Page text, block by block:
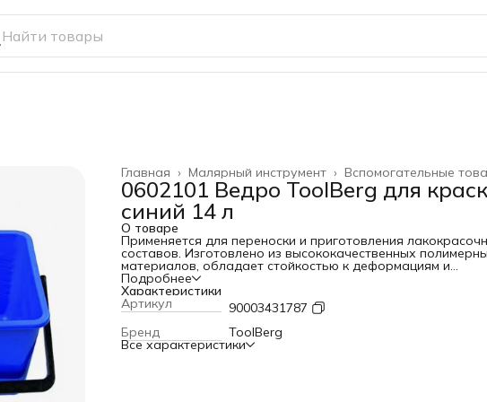
Вспомогательные
Малярный инструмент ›
Главная ›
0602101 Ведро ToolBerg для
синий 14 л
О товаре
Применяется для переноски и приготовления
составов. Изготовлено из высококачественных
материалов, обладает стойкостью к деформациям и
растворителям
Подробнее
Характеристики
Артикул
90003431787
Бренд
ToolBerg
Все характеристики